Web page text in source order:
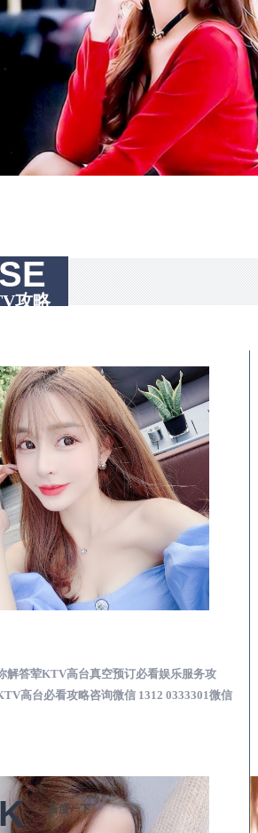
攻略
解答荤KTV高台真空预订必看娱乐服务攻
高台必看攻略咨询微信 1312 0333301微信
百度一下